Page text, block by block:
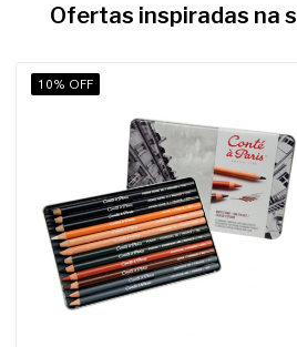
Ofertas inspiradas na
10% OFF